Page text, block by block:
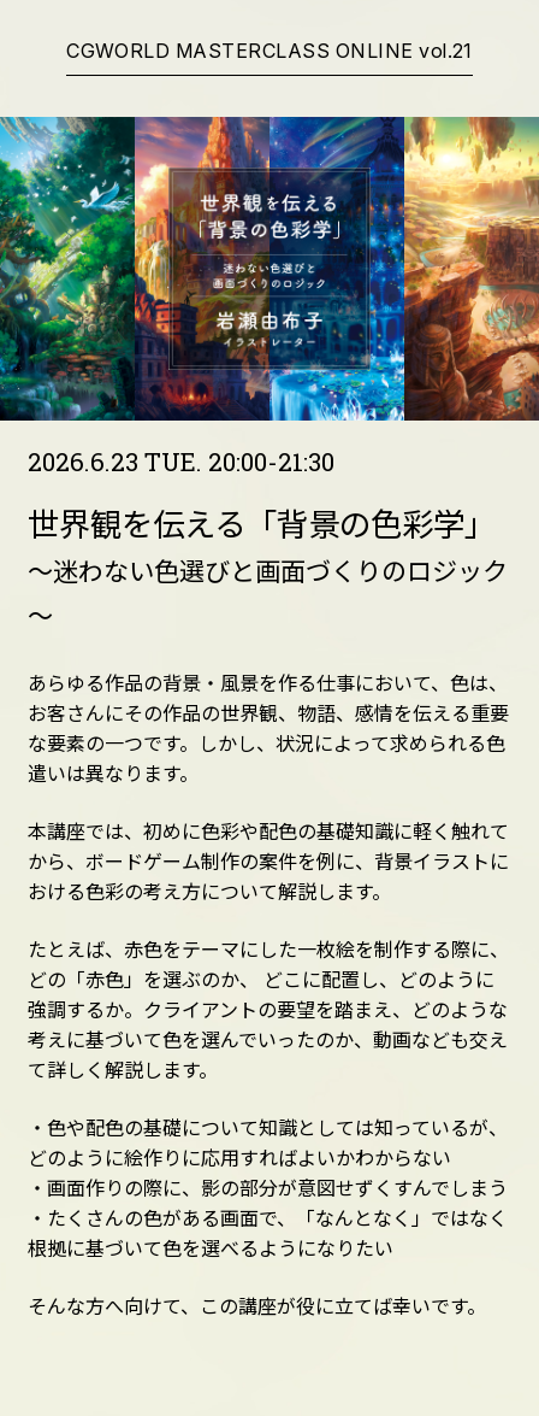
CGWORLD MASTERCLASS ONLINE vol.21
2026.6.23 TUE. 20:00-21:30
世界観を伝える「背景の色彩学」
～迷わない色選びと画面づくりのロジック
～
あらゆる作品の背景・風景を作る仕事において、色は、
お客さんにその作品の世界観、物語、感情を伝える重要
な要素の一つです。しかし、状況によって求められる色
遣いは異なります。
本講座では、初めに色彩や配色の基礎知識に軽く触れて
から、ボードゲーム制作の案件を例に、背景イラストに
おける色彩の考え方について解説します。
たとえば、赤色をテーマにした一枚絵を制作する際に、
どの「赤色」を選ぶのか、 どこに配置し、どのように
強調するか。クライアントの要望を踏まえ、どのような
考えに基づいて色を選んでいったのか、動画なども交え
て詳しく解説します。
・色や配色の基礎について知識としては知っているが、
どのように絵作りに応用すればよいかわからない
・画面作りの際に、影の部分が意図せずくすんでしまう
・たくさんの色がある画面で、「なんとなく」ではなく
根拠に基づいて色を選べるようになりたい
そんな方へ向けて、この講座が役に立てば幸いです。